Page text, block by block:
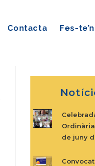
Contacta Fes-
de juny